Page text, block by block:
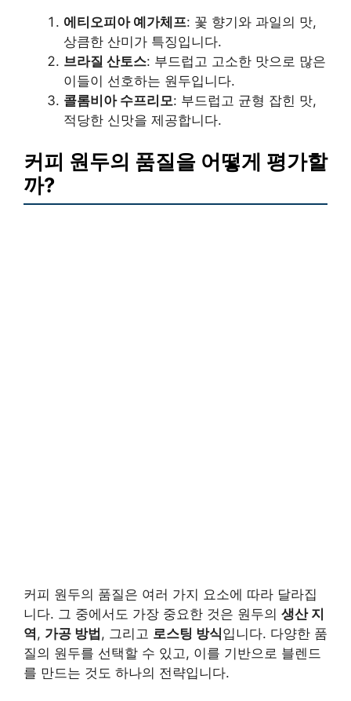
에티오피아 예가체프: 꽃 향기와 과일의 맛,
상큼한 산미가 특징입니다.
브라질 산토스: 부드럽고 고소한 맛으로 많은
이들이 선호하는 원두입니다.
콜롬비아 수프리모: 부드럽고 균형 잡힌 맛,
적당한 신맛을 제공합니다.
커피 원두의 품질을 어떻게 평가할
까?
커피 원두의 품질은 여러 가지 요소에 따라 달라집
니다. 그 중에서도 가장 중요한 것은 원두의 생산 지
역, 가공 방법 , 그리고 로스팅 방식입니다. 다양한 품
질의 원두를 선택할 수 있고, 이를 기반으로 블렌드
를 만드는 것도 하나의 전략입니다.